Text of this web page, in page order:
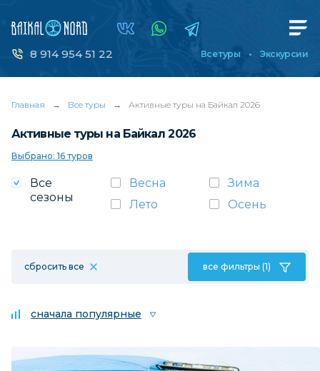
8 914 954 51 22 Все туры Экскурсии
Главная → Все туры → Активные туры на Байкал 2026
Активные туры на Байкал 2026
Выбрано: 16 туров
Все
сезоны
Весна
Зима
Лето
Осень
сбросить все все фильтры (1)
сначала популярные